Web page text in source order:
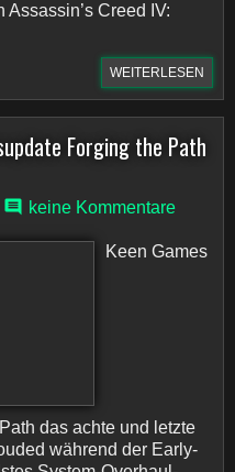
Creed IV:
WEITERLESEN
Forging the Path
keine Kommentare
Keen Games
das achte und letzte
während der Early-